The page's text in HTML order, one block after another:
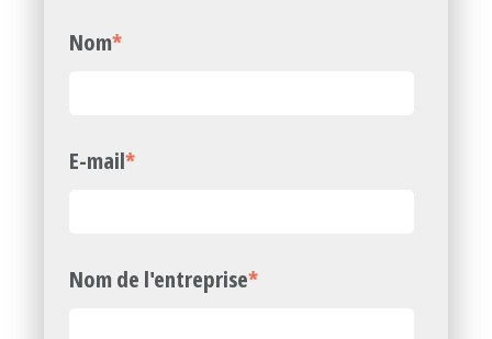
Nom*
E-mail*
Nom de l'entreprise*